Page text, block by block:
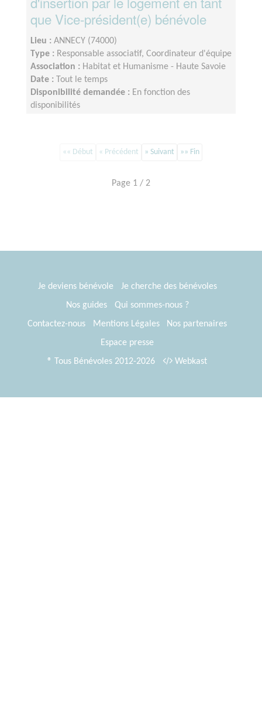
que Vice-président(e) bénévole
Lieu : ANNECY (74000)
Type : Responsable associatif, Coordinateur d'équipe
Association : Habitat et Humanisme - Haute Savoie
Date :
Tout le temps
Disponibilité demandée : En fonction des
disponibilités
«« Début « Précédent » Suivant »» Fin
Page 1 / 2
Je deviens bénévole
Je cherche des bénévoles
Nos guides
Qui sommes-nous ?
Contactez-nous
Mentions Légales
Nos partenaires
Espace presse
® Tous Bénévoles 2012-2026
Webkast